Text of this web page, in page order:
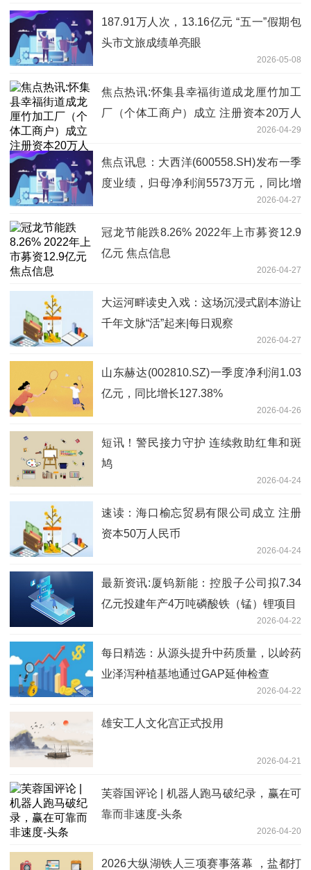
187.91万人次，13.16亿元 “五一”假期包
头市文旅成绩单亮眼
2026-05-08
焦点热讯:怀集县幸福街道成龙厘竹加工
厂（个体工商户）成立 注册资本20万人
2026-04-29
焦点讯息：大西洋(600558.SH)发布一季
度业绩，归母净利润5573万元，同比增
2026-04-27
冠龙节能跌8.26% 2022年上市募资12.9
亿元 焦点信息
2026-04-27
大运河畔读史入戏：这场沉浸式剧本游让
千年文脉“活”起来|每日观察
2026-04-27
山东赫达(002810.SZ)一季度净利润1.03
亿元，同比增长127.38%
2026-04-26
短讯！警民接力守护 连续救助红隼和斑
鸠
2026-04-24
速读：海口榆忘贸易有限公司成立 注册
资本50万人民币
2026-04-24
最新资讯:厦钨新能：控股子公司拟7.34
亿元投建年产4万吨磷酸铁（锰）锂项目
2026-04-22
每日精选：从源头提升中药质量，以岭药
业泽泻种植基地通过GAP延伸检查
2026-04-22
雄安工人文化宫正式投用
2026-04-21
芙蓉国评论 | 机器人跑马破纪录，赢在可
靠而非速度-头条
2026-04-20
2026大纵湖铁人三项赛事落幕 ，盐都打